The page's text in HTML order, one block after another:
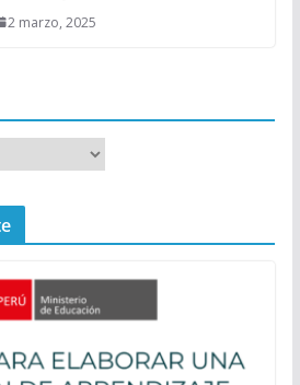
2 marzo, 2025